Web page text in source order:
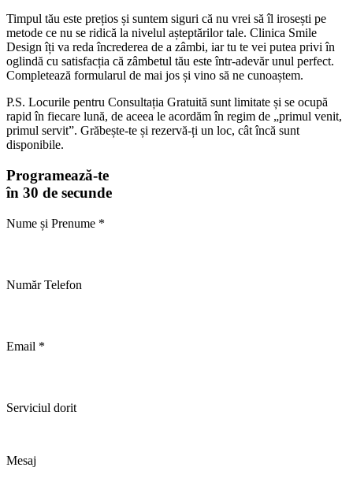
Timpul tău este prețios și suntem siguri că nu vrei să îl irosești pe
metode ce nu se ridică la nivelul așteptărilor tale. Clinica Smile
Design îți va reda încrederea de a zâmbi, iar tu te vei putea privi în
oglindă cu satisfacția că zâmbetul tău este într-adevăr unul perfect.
Completează formularul de mai jos și vino să ne cunoaștem.
P.S. Locurile pentru Consultația Gratuită sunt limitate și se ocupă
rapid în fiecare lună, de aceea le acordăm în regim de „primul venit,
primul servit”. Grăbește-te și rezervă-ți un loc, cât încă sunt
disponibile.
Programează-te
în 30 de secunde
Nume și Prenume *
Număr Telefon
Email *
Serviciul dorit
Mesaj